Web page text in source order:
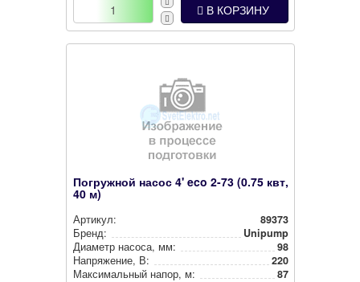
В КОРЗИНУ
Погружной насос 4' eco 2-73 (0.75 квт,
40 м)
Артикул:
89373
Бренд:
Unipump
Диаметр насоса, мм:
98
Нап­ря­же­ние, В:
220
Мак­си­маль­ный напор, м:
87